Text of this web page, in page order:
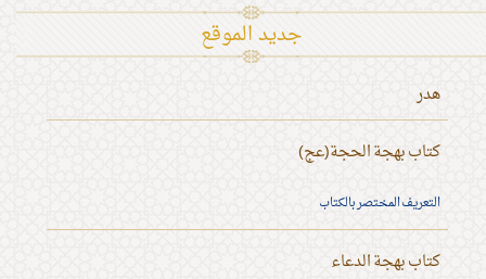
جديد الموقع
هدر
كتاب بهجة الحجة(عج)
التعريف المختصر بالكتاب
كتاب بهجة الدعاء